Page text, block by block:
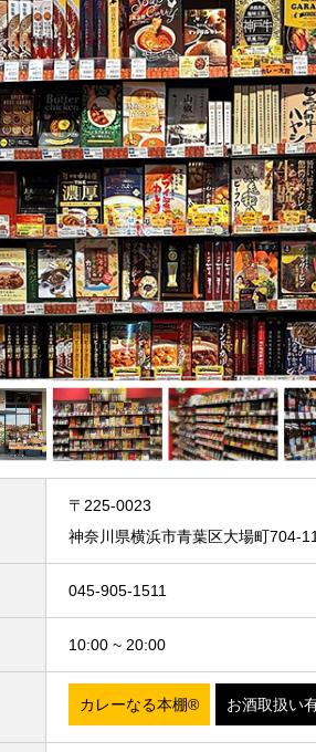
〒225-0023
神奈川県横浜市青葉区大場町704-
045-905-1511
10:00 ~ 20:00
カレーなる本棚® お酒取扱い